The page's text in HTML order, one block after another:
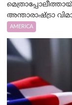
അന്താരാഷ്ട്രാ
AMERICA